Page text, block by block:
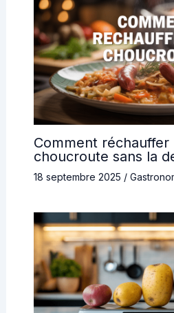
Comment réchauffer
choucroute sans la
18 septembre 2025 /